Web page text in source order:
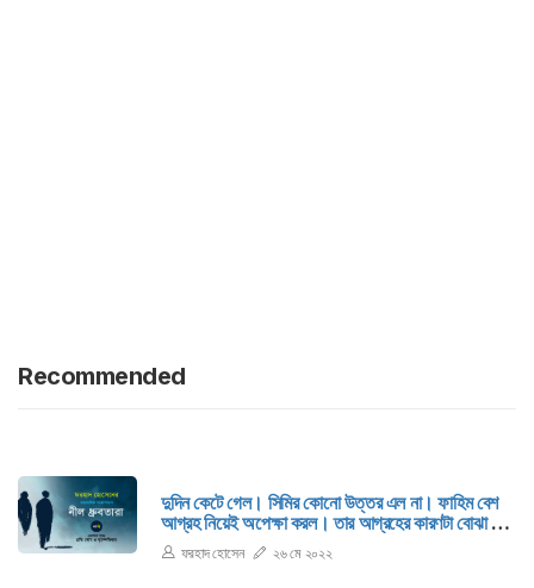
Recommended
দুদিন কেটে গেল। সিমির কোনো উত্তর এল না। ফাহিম বেশ
আগ্রহ নিয়েই অপেক্ষা করল। তার আগ্রহের কারণটা বোঝা গেল
না। কিন্তু তবু সে অপেক্ষা করল এবং মাঝেমাঝেই ইমেইল খুলে
দেখল। তারও একদিন পর সিমির উত্তর এল।
ফরহাদ হোসেন ২৬ মে ২০২২